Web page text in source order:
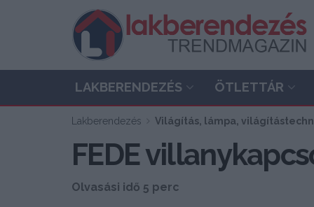
LAKBERENDEZÉS ÖTLETTÁR
Lakberendezés Világítás, lámpa,
FEDE
Olvasási idő 5 perc